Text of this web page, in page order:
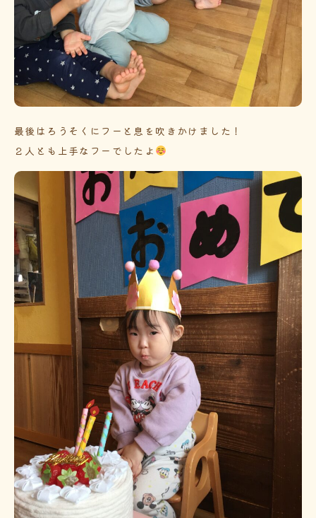
最後はろうそくにフーと息を吹きかけました！
２人とも上手なフーでしたよ